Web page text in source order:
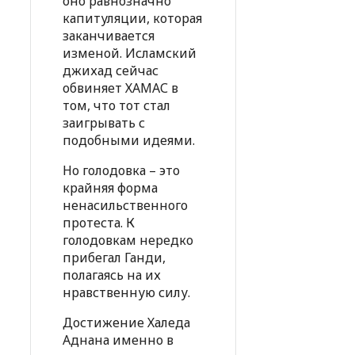
капитуляции, которая
заканчивается
изменой. Исламский
джихад сейчас
обвиняет ХАМАС в
том, что тот стал
заигрывать с
подобными идеями.
Но голодовка – это
крайняя форма
ненасильственного
протеста. К
голодовкам нередко
прибегал Ганди,
полагаясь на их
нравственную силу.
Достижение Халеда
Аднана именно в